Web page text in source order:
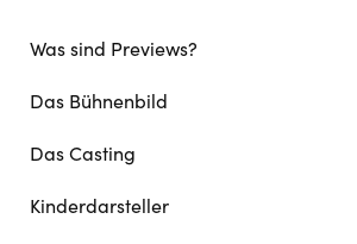
Was sind Previews?
Das Bühnenbild
Das Casting
Kinderdarsteller